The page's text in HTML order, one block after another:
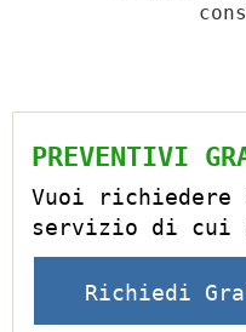
PREVENTIVI
Vuoi richiedere
servizio di cui
Richiedi